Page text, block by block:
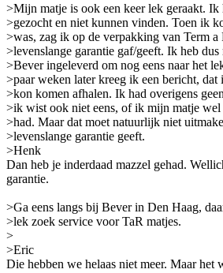
>Mijn matje is ook een keer lek geraakt. Ik
>gezocht en niet kunnen vinden. Toen ik
>was, zag ik op de verpakking van Term a
>levenslange garantie gaf/geeft. Ik heb
>Bever ingeleverd om nog eens naar het
>paar weken later kreeg ik een bericht, dat
>kon komen afhalen. Ik had overigens
>ik wist ook niet eens, of ik mijn matje
>had. Maar dat moet natuurlijk niet
>levenslange garantie geeft.
>Henk
Dan heb je inderdaad mazzel gehad.
garantie.
>Ga eens langs bij Bever in Den Haag,
>lek zoek service voor TaR matjes.
>
>Eric
Die hebben we helaas niet meer. Maar het